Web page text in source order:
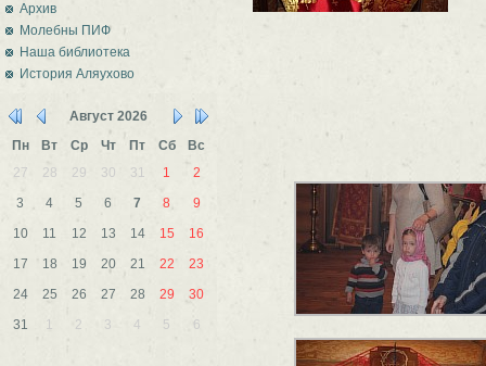
Архив
Молебны ПИФ
Наша библиотека
История Аляухово
Август 2026
Пн
Вт Ср Чт Пт Сб
Вс
27
28 29 30 31 1
2
3
4 5 6 7 8
9
10
11 12 13 14 15
16
17
18 19 20 21 22
23
24
25 26 27 28 29
30
31
1 2 3 4 5 6